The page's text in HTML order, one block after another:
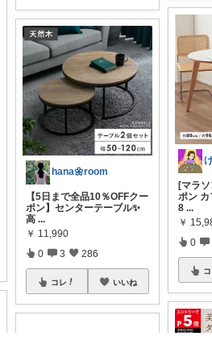
hana🌼room
【5日まで全品10％OFFクー
ポン】センターテーブル✨
高 ...
￥ 11,990
0 3 286
コレ いいね
[マラ
ポン
8 ...
￥
0